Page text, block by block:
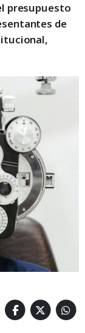
presupuesto
de